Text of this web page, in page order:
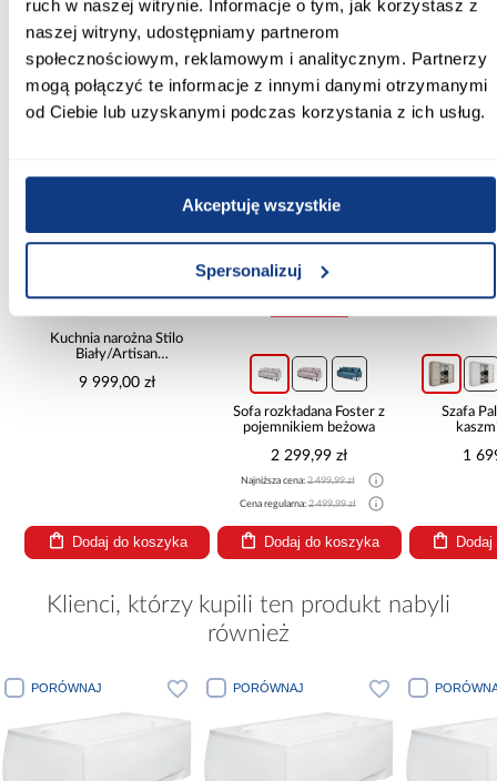
ruch w naszej witrynie. Informacje o tym, jak korzystasz z
naszej witryny, udostępniamy partnerom
społecznościowym, reklamowym i analitycznym. Partnerzy
mogą połączyć te informacje z innymi danymi otrzymanymi
od Ciebie lub uzyskanymi podczas korzystania z ich usług.
Akceptuję wszystkie
Spersonalizuj
Inni Klienci sprawdzali również
Kuchnia narożna Stilo
Biały/Artisan
9 999,00 zł
Dodaj do koszyka
Sofa rozkładana Foster z
pojemnikiem beżowa
2 299,99 zł
Najniższa cena:2 499,99 zł
Cena regularna:2 499,99 zł
Dodaj do koszyka
Szafa
1
Klienci, którzy kupili ten produkt nabyli
również
PORÓWNAJ PORÓWNAJ